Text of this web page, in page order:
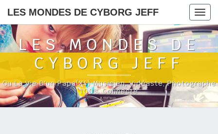
LES MONDES DE CYBORG JEFF
LES MONDES DE
CYBORG JEFF
Ou La Vie D'un Papa(x4) Musicien, Vidéaste, Photographe
100% Connecté